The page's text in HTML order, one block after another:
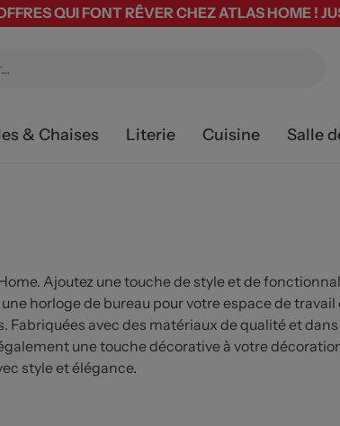
QUI FONT RÊVER CHEZ ATLAS HOME !
& Chaises Literie Cuisine Salle
Ajoutez une touche de style et de
horloge de bureau pour votre espace de
Fabriquées avec des matériaux de qualité et
une touche décorative à votre
style et élégance.